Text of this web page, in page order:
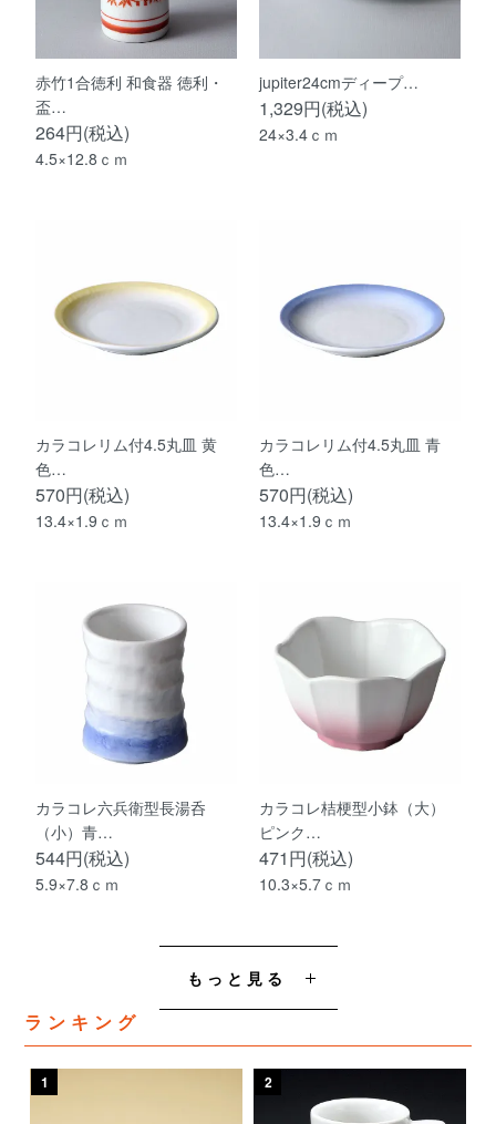
赤竹1合徳利 和食器 徳利・
盃…
264円(税込)
4.5×12.8ｃｍ
jupiter24cmディープ…
1,329円(税込)
24×3.4ｃｍ
カラコレリム付4.5丸皿 黄
色…
570円(税込)
13.4×1.9ｃｍ
カラコレリム付4.5丸皿 青
色…
570円(税込)
13.4×1.9ｃｍ
カラコレ六兵衛型長湯呑
（小）青…
544円(税込)
5.9×7.8ｃｍ
カラコレ桔梗型小鉢（大）
ピンク…
471円(税込)
10.3×5.7ｃｍ
もっと見る
ランキング
1 2